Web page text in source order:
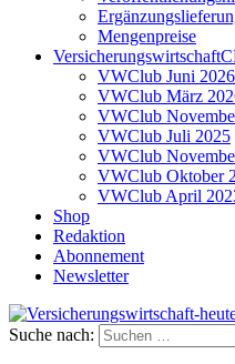
Mengenpreise
VWClub Juni 2026
VWClub März
VWClub
VWClub Juli 2025
VWClub
VWClub Oktober
VWClub April
Shop
Redaktion
Abonnement
Newsletter
Versicherungswirtschaft-heute
Suche nach: